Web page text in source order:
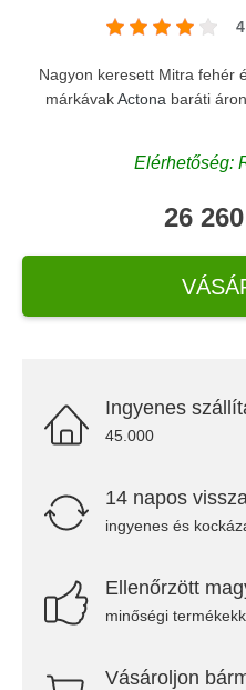
4
Nagyon keresett Mitra fehér
márkávakActona baráti
Elérhetőség:
26
Ingyenes
45.000
14 napos
ingyenes és
Ellenőrzött
minőségi
Vásároljon